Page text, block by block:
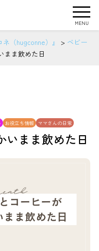
MENU
（hugconne）』 > ベビー
まま飲めた日
お役立ち情報 ママさんの日常
いまま飲めた日